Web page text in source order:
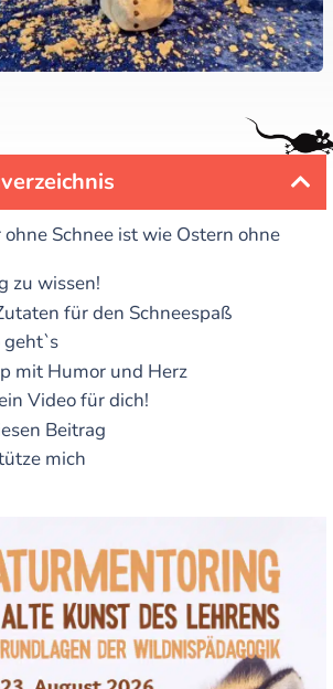
Schnee ist wie Ostern ohne
zu wissen!
für den Schneespaß
geht`s
mit Humor und Herz
Video für dich!
Beitrag
mich